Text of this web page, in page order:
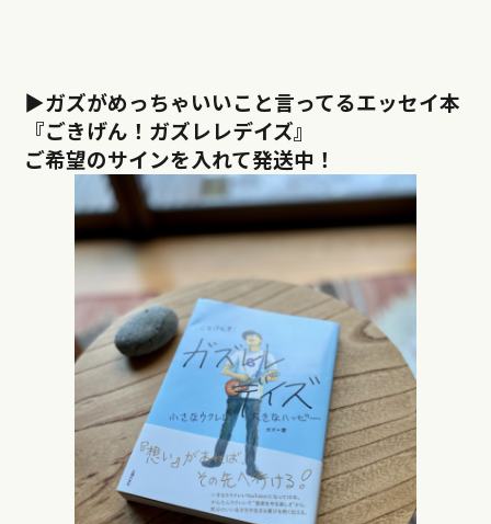
▶︎ガズがめっちゃいいこと言ってるエッセイ本
『ごきげん！ガズレレデイズ』
ご希望のサインを入れて発送中！